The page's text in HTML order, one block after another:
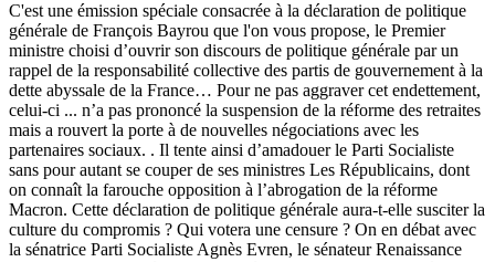
C'est une émission spéciale consacrée à la déclaration de politique
générale de François Bayrou que l'on vous propose, le Premier
ministre choisi d’ouvrir son discours de politique générale par un
rappel de la responsabilité collective des partis de gouvernement à la
dette abyssale de la France… Pour ne pas aggraver cet endettement,
celui-ci ... n’a pas prononcé la suspension de la réforme des retraites
mais a rouvert la porte à de nouvelles négociations avec les
partenaires sociaux. . Il tente ainsi d’amadouer le Parti Socialiste
sans pour autant se couper de ses ministres Les Républicains, dont
on connaît la farouche opposition à l’abrogation de la réforme
Macron. Cette déclaration de politique générale aura-t-elle susciter la
culture du compromis ? Qui votera une censure ? On en débat avec
la sénatrice Parti Socialiste Agnès Evren, le sénateur Renaissance